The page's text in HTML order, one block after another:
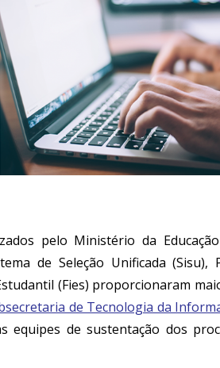
pelo Ministério da Educação
de Seleção Unificada (Sisu),
(Fies) proporcionaram
de Tecnologia da
equipes de sustentação dos